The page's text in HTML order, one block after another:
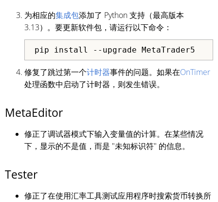
为相应的集成包添加了 Python 支持（最高版本
3.13）。要更新软件包，请运行以下命令：
pip install --upgrade MetaTrader5
修复了跳过第一个计时器事件的问题。如果在OnTimer
处理函数中启动了计时器，则发生错误。
MetaEditor
修正了调试器模式下输入变量值的计算。在某些情况
下，显示的不是值，而是 "未知标识符" 的信息。
Tester
修正了在使用汇率工具测试应用程序时搜索货币转换所